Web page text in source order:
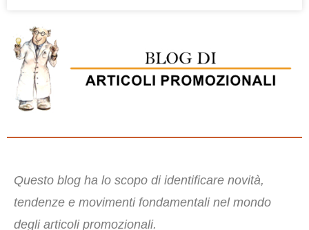
Questo blog ha lo scopo di identificare novità,
tendenze e movimenti fondamentali nel mondo
degli articoli promozionali.